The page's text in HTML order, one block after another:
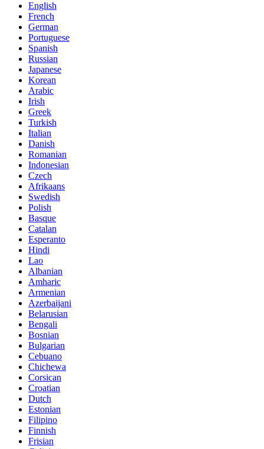
English
French
German
Portuguese
Spanish
Russian
Japanese
Korean
Arabic
Irish
Greek
Turkish
Italian
Danish
Romanian
Indonesian
Czech
Afrikaans
Swedish
Polish
Basque
Catalan
Esperanto
Hindi
Lao
Albanian
Amharic
Armenian
Azerbaijani
Belarusian
Bengali
Bosnian
Bulgarian
Cebuano
Chichewa
Corsican
Croatian
Dutch
Estonian
Filipino
Finnish
Frisian